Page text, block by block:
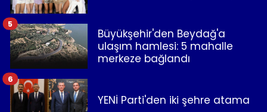
Büyükşehir'den Beydağ'a
ulaşım hamlesi: 5 mahalle
merkeze bağlandı
5
YENİ Parti'den iki şehre atama
6